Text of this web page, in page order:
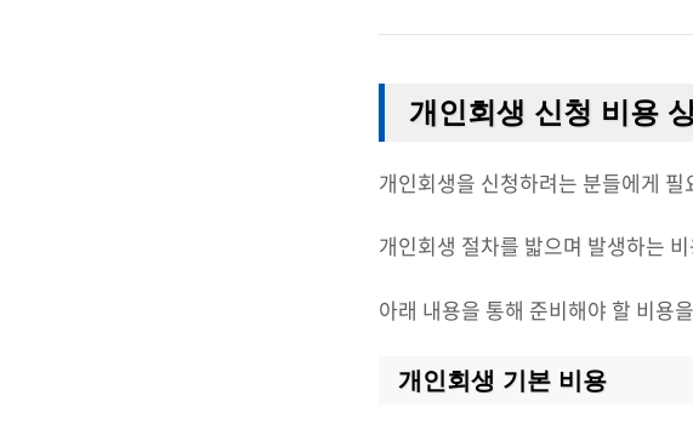
개인회생 신청 비용
개인회생을 신청하려는 분들에게
개인회생 절차를 밟으며 발생하는
아래 내용을 통해 준비해야 할 비용
개인회생 기본 비용